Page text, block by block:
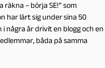
räkna – börja SE!” som
har lärt sig under sina 50
några år drivit en blogg och en
båda på samma